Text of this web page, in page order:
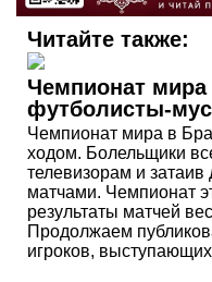
Читайте также:
Чемпионат
футболисты-
Чемпионат мира в
ходом. Болельщики
телевизорам и
матчами. Чемпионат
результаты матчей
Продолжаем
игроков,